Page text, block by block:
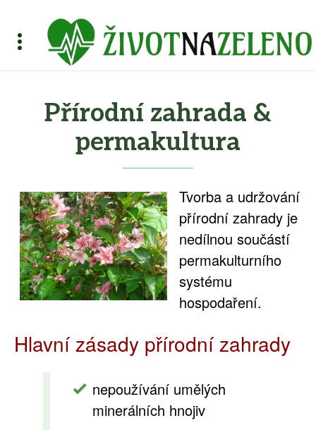
Přírodní zahrada &
permakultura
Tvorba a udržování
přírodní zahrady je
nedílnou součástí
permakulturního
systému
hospodaření.
Hlavní zásady přírodní zahrady
nepoužívání umělých
minerálních hnojiv